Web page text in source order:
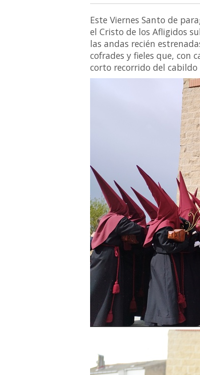
Este Viernes Santo de
el Cristo de los Afligidos
las andas recién
cofrades y fieles que, con
corto recorrido del